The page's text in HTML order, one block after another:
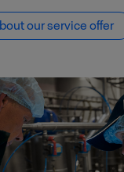
our service offer